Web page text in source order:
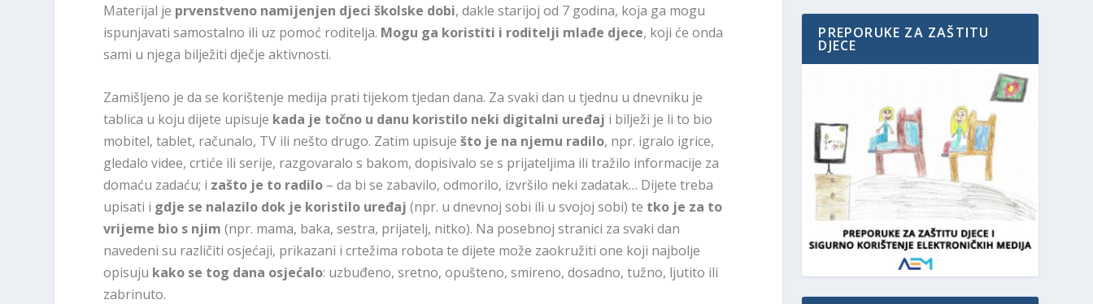
Materijal je prvenstveno namijenjen djeci školske dobi, dakle starijoj od 7 godina, koja ga mogu
ispunjavati samostalno ili uz pomoć roditelja. Mogu ga koristiti i roditelji mlađe djece, koji će onda
sami u njega bilježiti dječje aktivnosti.
Zamišljeno je da se korištenje medija prati tijekom tjedan dana. Za svaki dan u tjednu u dnevniku je
tablica u koju dijete upisuje kada je točno u danu koristilo neki digitalni uređaj i bilježi je li to bio
mobitel, tablet, računalo, TV ili nešto drugo. Zatim upisuješto je na njemu radilo, npr. igralo igrice,
gledalo videe, crtiće ili serije, razgovaralo s bakom, dopisivalo se s prijateljima ili tražilo informacije za
domaću zadaću; i zašto je to radilo – da bi se zabavilo, odmorilo, izvršilo neki zadatak… Dijete treba
upisati i gdje se nalazilo dok je koristilo uređaj (npr. u dnevnoj sobi ili u svojoj sobi) te tko je za to
vrijeme bio s njim (npr. mama, baka, sestra, prijatelj, nitko). Na posebnoj stranici za svaki dan
navedeni su različiti osjećaji, prikazani i crtežima robota te dijete može zaokružiti one koji najbolje
opisuju kako se tog dana osjećalo: uzbuđeno, sretno, opušteno, smireno, dosadno, tužno, ljutito ili
zabrinuto.
PREPORUKE ZA ZAŠTITU
DJECE